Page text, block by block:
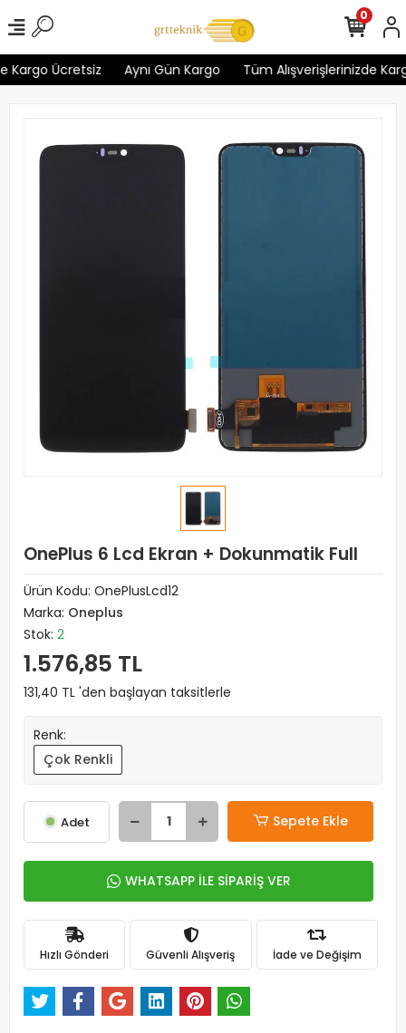
Ücretsiz Aynı Gün Kargo Tüm Alışverişlerinizde
0
OnePlus 6 Lcd Ekran + Dokunmatik Full
Ürün Kodu: OnePlusLcd12
Marka: Oneplus
Stok: 2
1.576,85 TL
131,40 TL 'den başlayan taksitlerle
Renk:
Çok Renkli
Adet Sepete Ekle
WHATSAPP İLE SİPARİŞ VER
Hızlı Gönderi Güvenli Alışveriş İade ve Değişim